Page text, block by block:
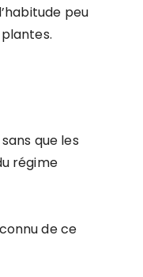
peu
que les
régime
de ce